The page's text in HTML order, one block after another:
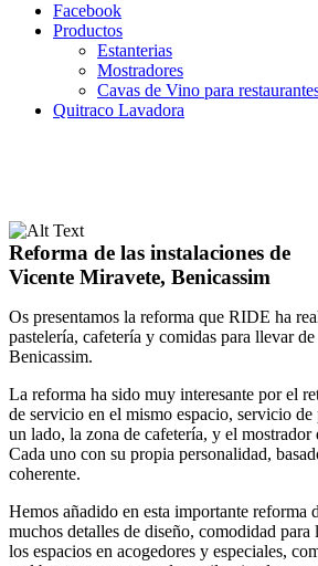
Facebook
Productos
Estanterias
Mostradores
Cavas de Vino para
Quitraco Lavadora
Reforma de las instalaciones de
Vicente Miravete, Benicassim
Os presentamos la reforma que RIDE ha
pastelería, cafetería y comidas para llevar
Benicassim.
La reforma ha sido muy interesante por el
de servicio en el mismo espacio, servicio de
un lado, la zona de cafetería, y el mostrador
Cada uno con su propia personalidad,
coherente.
Hemos añadido en esta importante reforma
muchos detalles de diseño, comodidad
los espacios en acogedores y especiales,